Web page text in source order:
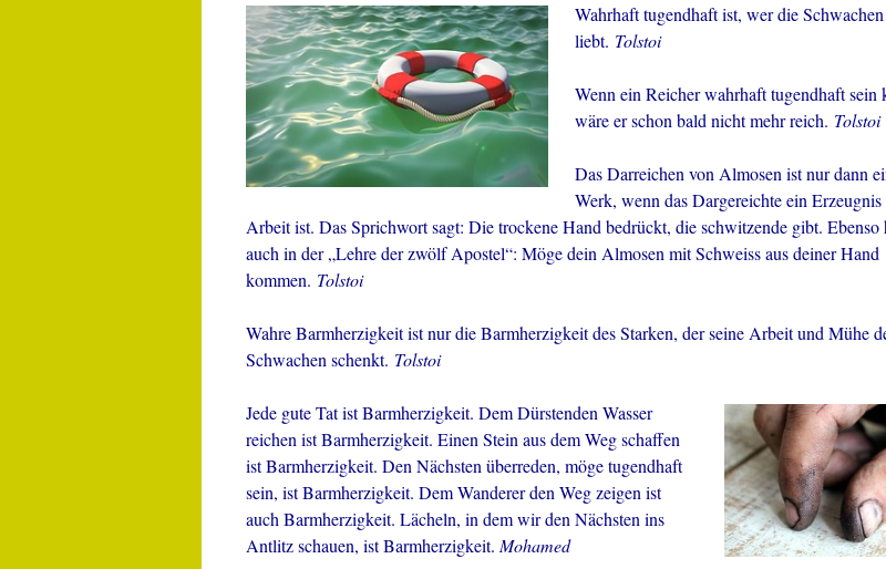
Wahrhaft tugendhaft ist, wer die Schwachen
liebt. Tolstoi
Wenn ein Reicher wahrhaft tugendhaft sein
wäre er schon bald nicht mehr reich. Tolstoi
Das Darreichen von Almosen ist nur dann
Werk, wenn das Dargereichte ein Erzeugnis
Arbeit ist. Das Sprichwort sagt: Die trockene Hand bedrückt, die schwitzende gibt. Ebenso
auch in der „Lehre der zwölf Apostel“: Möge dein Almosen mit Schweiss aus deiner Hand
kommen. Tolstoi
Wahre Barmherzigkeit ist nur die Barmherzigkeit des Starken, der seine Arbeit und Mühe
Schwachen schenkt. Tolstoi
Jede gute Tat ist Barmherzigkeit. Dem Dürstenden Wasser
reichen ist Barmherzigkeit. Einen Stein aus dem Weg schaffen
ist Barmherzigkeit. Den Nächsten überreden, möge tugendhaft
sein, ist Barmherzigkeit. Dem Wanderer den Weg zeigen ist
auch Barmherzigkeit. Lächeln, in dem wir den Nächsten ins
Antlitz schauen, ist Barmherzigkeit. Mohamed